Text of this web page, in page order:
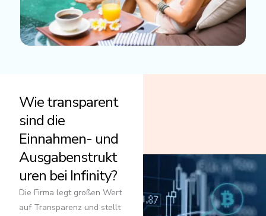
Wie transparent
sind die
Einnahmen- und
Ausgabenstrukt
uren bei Infinity?
Die Firma legt großen Wert
auf Transparenz und stellt